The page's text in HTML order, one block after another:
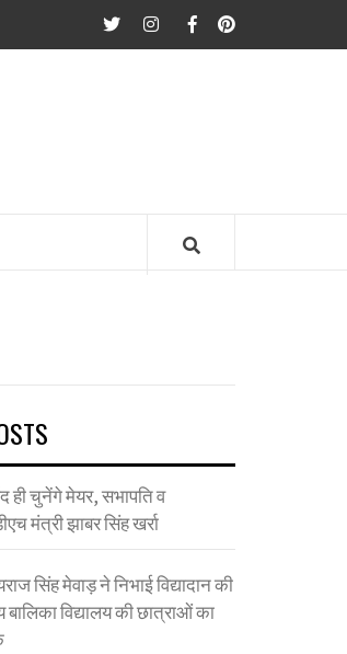
twitterInstagram
FacebookPinterest
ही चुनेंगे मेयर, सभापति व
मंत्री झाबर सिंह खर्रा
सिंह मेवाड़ ने निभाई विद्यादान की
बालिका विद्यालय की छात्राओं का